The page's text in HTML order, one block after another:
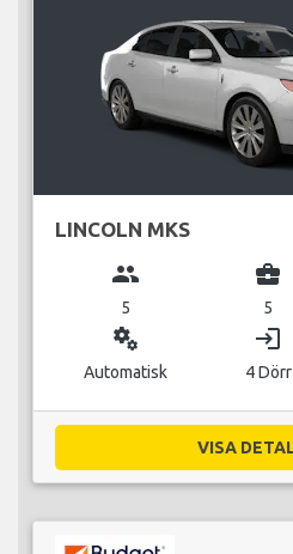
LINCOLN MKS
group
5
business_center
5
miscellaneous_services
Automatisk
login
4 Dörr
VISA